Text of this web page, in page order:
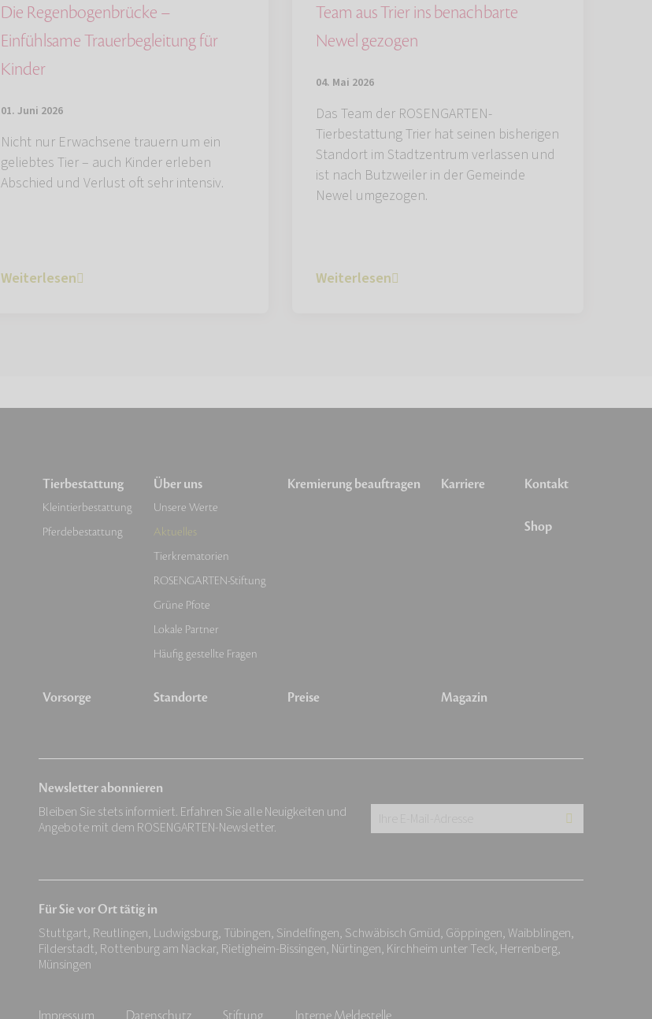
Die Regenbogenbrücke –
Einfühlsame Trauerbegleitung für
Kinder
01. Juni 2026
Nicht nur Erwachsene trauern um ein
geliebtes Tier – auch Kinder erleben
Abschied und Verlust oft sehr intensiv.
Weiterlesen
Team aus Trier ins benachbarte
Newel gezogen
04. Mai 2026
Das Team der ROSENGARTEN-
Tierbestattung Trier hat seinen bisherigen
Standort im Stadtzentrum verlassen und
ist nach Butzweiler in der Gemeinde
Newel umgezogen.
Weiterlesen
Tierbestattung
Kleintierbestattung
Pferdebestattung
Vorsorge
Über uns
Unsere Werte
Aktuelles
Tierkrematorien
ROSENGARTEN-Stiftung
Grüne Pfote
Lokale Partner
Häufig gestellte Fragen
Standorte
Kremierung beauftragen
Preise
Karriere
Magazin
Kontakt
Shop
Newsletter abonnieren
Bleiben Sie stets informiert. Erfahren Sie alle Neuigkeiten und
Angebote mit dem ROSENGARTEN-Newsletter.
E-
Für Sie vor Ort tätig in
Stuttgart, Reutlingen, Ludwigsburg, Tübingen, Sindelfingen, Schwäbisch Gmüd, Göppingen, Waibblingen,
Filderstadt, Rottenburg am Nackar, Rietigheim-Bissingen, Nürtingen, Kirchheim unter Teck, Herrenberg,
Münsingen